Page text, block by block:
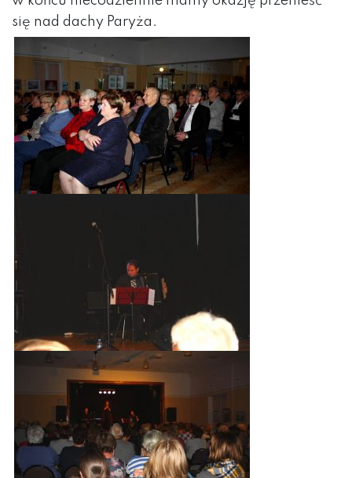
się nad dachy Paryża.